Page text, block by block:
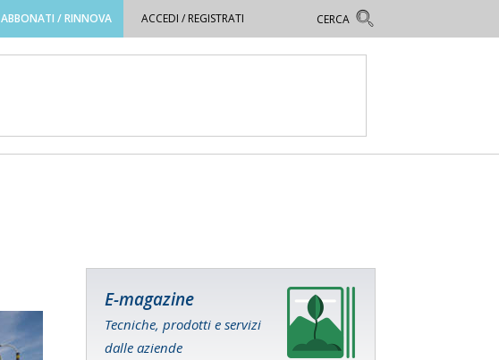
ABBONATI / RINNOVA ACCEDI / REGISTRATI
E-magazine
Tecniche, prodotti e servizi
dalle aziende